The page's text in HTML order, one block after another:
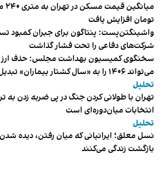
تومان افزایش یافت
واشینگتن‌پست: پنتاگون برای جبران کمبود
شرکت‌های دفاعی را تحت فشار گذاشت
سخنگوی کمیسیون بهداشت مجلس: حذف ارز
می‌تواند ۱۴۰۶ را به «سال کشتار بیماران» تبدیل کند
تحلیل
تهران با طولانی کردن جنگ در پی ضربه زدن به
انتخابات میان‌دوره‌ای است
تحلیل
نسل معلق؛ ایرانیانی که میان رفتن، دیده
بازگشت زندگی می‌کنند